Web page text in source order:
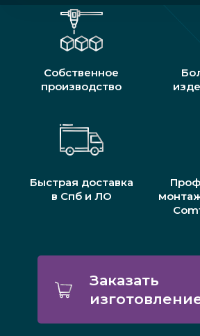
Собственное
производство
Быстрая доставка
в Спб и ЛО
Заказать